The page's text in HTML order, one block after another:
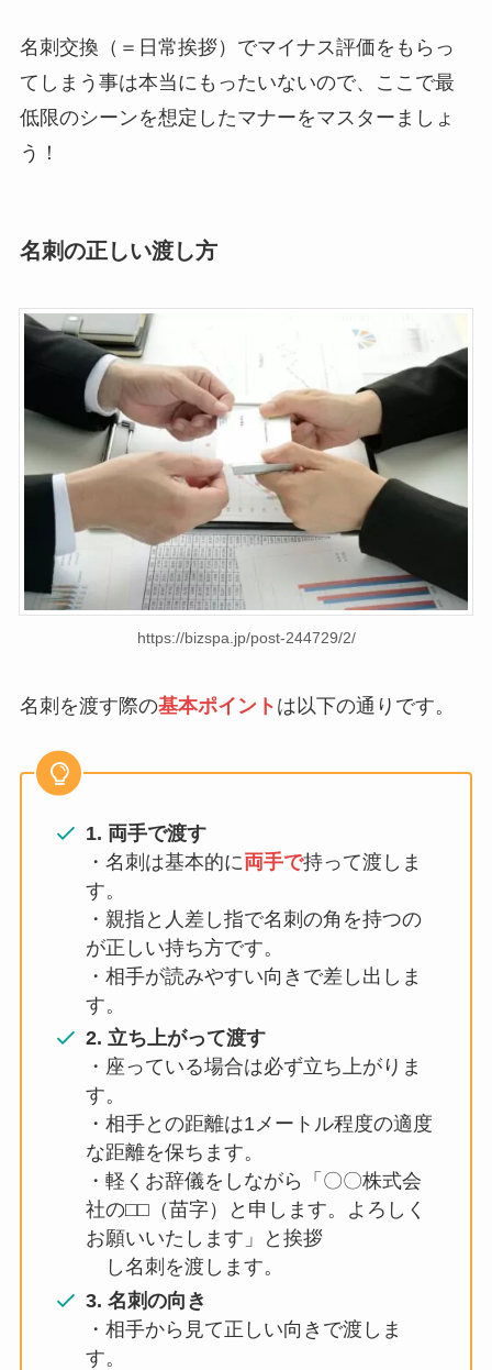
名刺交換（＝日常挨拶）でマイナス評価をもらっ
てしまう事は本当にもったいないので、ここで最
低限のシーンを想定したマナーをマスターましょ
う！
名刺の正しい渡し方
https://bizspa.jp/post-244729/2/
名刺を渡す際の基本ポイント は以下の通りです。
1. 両手で渡す
・名刺は基本的に両手で持って渡しま
す。
・親指と人差し指で名刺の角を持つの
が正しい持ち方です。
・相手が読みやすい向きで差し出しま
す。
2. 立ち上がって渡す
・座っている場合は必ず立ち上がりま
す。
・相手との距離は1メートル程度の適度
な距離を保ちます。
・軽くお辞儀をしながら「〇〇株式会
社の⬜︎⬜︎（苗字）と申します。よろしく
お願いいたします」と挨拶
し名刺を渡します。
3. 名刺の向き
・相手から見て正しい向きで渡しま
す。